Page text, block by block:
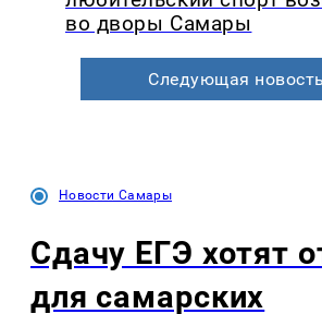
во дворы Самары
Следующая
Новости Самары
Сдачу ЕГЭ хотят
для самарских